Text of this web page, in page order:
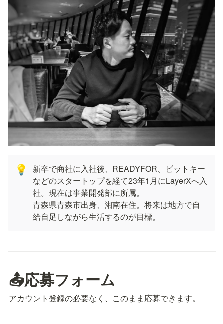
💡
新卒で商社に入社後、READYFOR、ビットキー
などのスタートップを経て23年1月にLayerXへ入
社。現在は事業開発部に所属。
青森県青森市出身、湘南在住。将来は地方で自
給自足しながら生活するのが目標。
📤応募フォーム
アカウント登録の必要なく、このまま応募できます。